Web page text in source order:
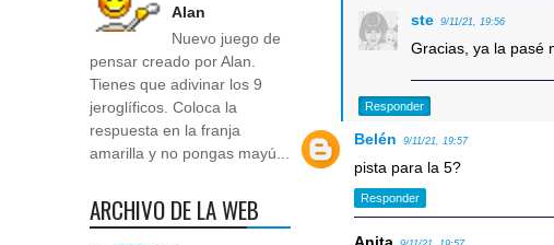
ste 9/11/21, 19:56
Gracias, ya la pasé
Responder
Belén 9/11/21, 19:57
pista para la 5?
Responder
Alan
Nuevo juego de
pensar creado por Alan.
Tienes que adivinar los 9
jeroglíficos. Coloca la
respuesta en la franja
amarilla y no pongas mayú...
ARCHIVO DE LA WEB